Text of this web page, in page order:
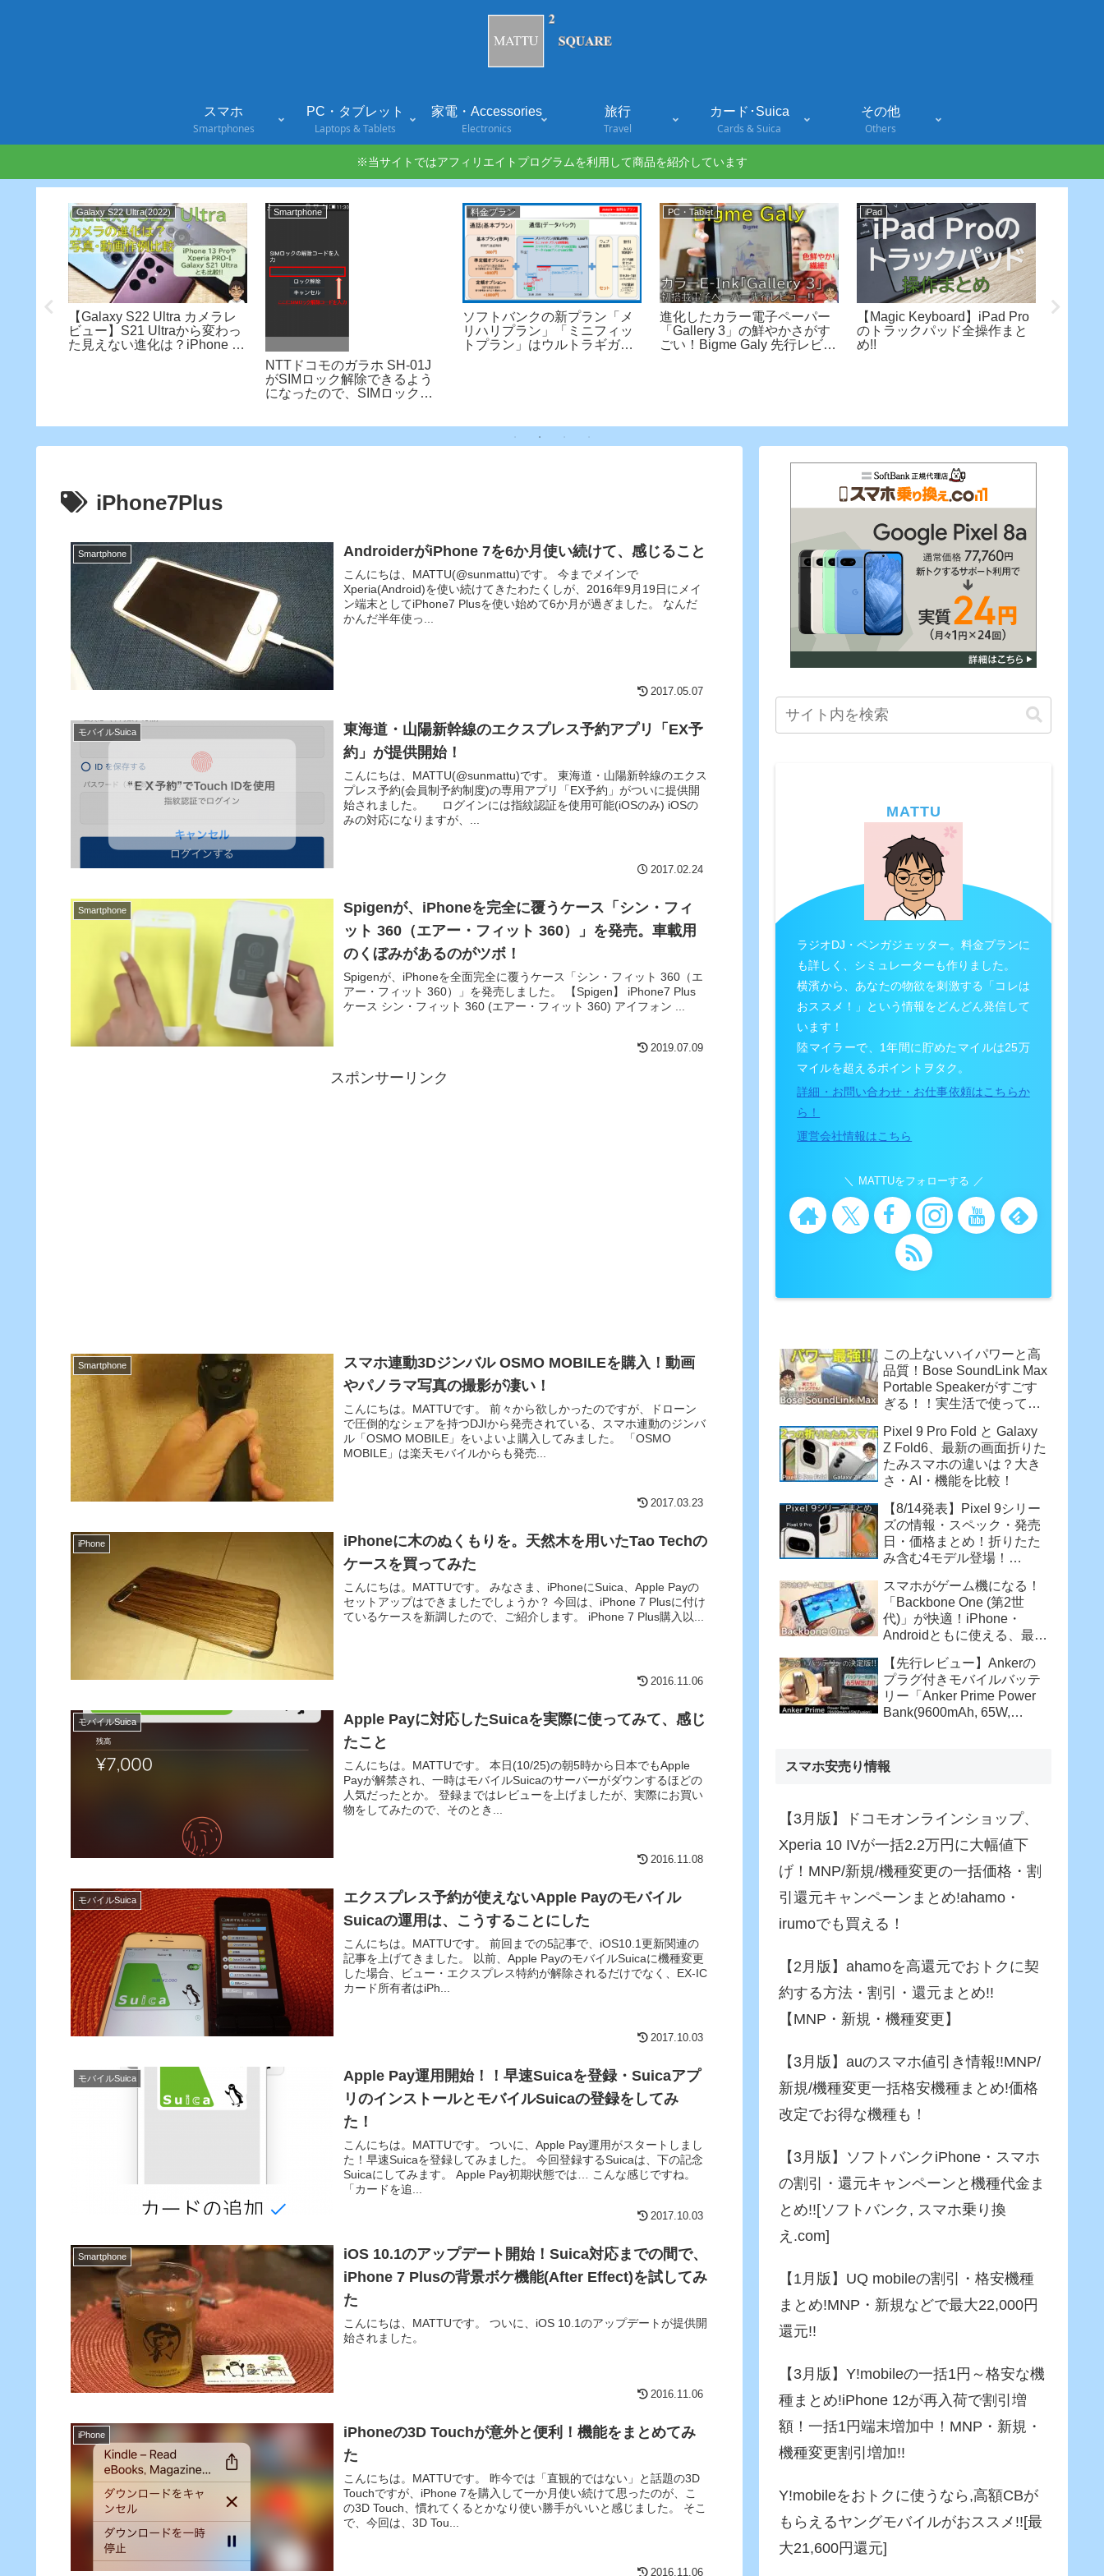
スマホ
Smartphones
PC・タブレット
Laptops & Tablets
家電・Accessories
Electronics
旅行
Travel
カード･Suica
Cards & Suica
その他
Others
※当サイトではアフィリエイトプログラムを利用して商品を紹介しています
Galaxy S22 Ultra(2022)
【Galaxy S22 Ultra カメラレ
ビュー】S21 Ultraから変わっ
た見えない進化は？iPhone 13
Smartphone
NTTドコモのガラホ SH-01J
がSIMロック解除できるよう
になったので、SIMロック解
料金プラン
ソフトバンクの新プラン「メ
リハリプラン」「ミニフィッ
トプラン」はウルトラギガモ
PC・Tablet
進化したカラー電子ペーパー
「Gallery 3」の鮮やかさがす
ごい！Bigme Galy 先行レビュ
iPad
【Magic Keyboard】iPad Pro
のトラックパッド全操作まと
め!!
大寒波
iPhone7Plus
Smartphone AndroiderがiPhone 7を6か月使い続けて、感じること
こんにちは、MATTU(@sunmattu)です。 今までメインで
Xperia(Android)を使い続けてきたわたくしが、2016年9月19日にメイ
ン端末としてiPhone7 Plusを使い始めて6か月が過ぎました。 なんだ
かんだ半年使っ...
2017.05.07
モバイルSuica
東海道・山陽新幹線のエクスプレス予約アプリ「EX予
約」が提供開始！
こんにちは、MATTU(@sunmattu)です。 東海道・山陽新幹線のエクス
プレス予約(会員制予約制度)の専用アプリ「EX予約」がついに提供開
始されました。 ログインには指紋認証を使用可能(iOSのみ) iOSの
みの対応になりますが、...
2017.02.24
Smartphone
Spigenが、iPhoneを完全に覆うケース「シン・フィ
ット 360（エアー・フィット 360）」を発売。車載用
のくぼみがあるのがツボ！
Spigenが、iPhoneを全面完全に覆うケース「シン・フィット 360（エ
アー・フィット 360）」を発売しました。 【Spigen】 iPhone7 Plus
ケース シン・フィット 360 (エアー・フィット 360) アイフォン ...
2019.07.09
スポンサーリンク
Smartphone
スマホ連動3Dジンバル OSMO MOBILEを購入！動画
やパノラマ写真の撮影が凄い！
こんにちは。MATTUです。 前々から欲しかったのですが、ドローン
で圧倒的なシェアを持つDJIから発売されている、スマホ連動のジンバ
ル「OSMO MOBILE」をいよいよ購入してみました。 「OSMO
MOBILE」は楽天モバイルからも発売...
2017.03.23
iPhone
iPhoneに木のぬくもりを。天然木を用いたTao Techの
ケースを買ってみた
こんにちは。MATTUです。 みなさま、iPhoneにSuica、Apple Payの
セットアップはできましたでしょうか？ 今回は、iPhone 7 Plusに付け
ているケースを新調したので、ご紹介します。 iPhone 7 Plus購入以...
2016.11.06
モバイルSuica
Apple Payに対応したSuicaを実際に使ってみて、感じ
たこと
こんにちは。MATTUです。 本日(10/25)の朝5時から日本でもApple
Payが解禁され、一時はモバイルSuicaのサーバーがダウンするほどの
人気だったとか。 登録まではレビューを上げましたが、実際にお買い
物をしてみたので、そのとき...
2016.11.08
モバイルSuica
エクスプレス予約が使えないApple Payのモバイル
Suicaの運用は、こうすることにした
こんにちは。MATTUです。 前回までの5記事で、iOS10.1更新関連の
記事を上げてきました。 以前、Apple PayのモバイルSuicaに機種変更
した場合、ビュー・エクスプレス特約が解除されるだけでなく、EX-IC
カード所有者はiPh...
2017.10.03
モバイルSuica
Apple Pay運用開始！！早速Suicaを登録・Suicaアプ
リのインストールとモバイルSuicaの登録をしてみ
た！
こんにちは。MATTUです。 ついに、Apple Pay運用がスタートしまし
た！早速Suicaを登録してみました。 今回登録するSuicaは、下の記念
Suicaにしてみます。 Apple Pay初期状態では… こんな感じですね。
「カードを追...
2017.10.03
Smartphone
iOS 10.1のアップデート開始！Suica対応までの間で、
iPhone 7 Plusの背景ボケ機能(After Effect)を試してみ
た
こんにちは、MATTUです。 ついに、iOS 10.1のアップデートが提供開
始されました。
2016.11.06
iPhone
iPhoneの3D Touchが意外と便利！機能をまとめてみ
た
こんにちは。MATTUです。 昨今では「直観的ではない」と話題の3D
Touchですが、iPhone 7を購入して一か月使い続けて思ったのが、こ
の3D Touch、慣れてくるとかなり使い勝手がいいと感じました。 そこ
で、今回は、3D Tou...
2016.11.06
MATTU
ラジオDJ・ペンガジェッター。料金プランに
も詳しく、シミュレーターも作りました。
横濱から、あなたの物欲を刺激する「コレは
おススメ！」という情報をどんどん発信して
います！
陸マイラーで、1年間に貯めたマイルは25万
マイルを超えるポイントヲタク。
詳細・お問い合わせ・お仕事依頼はこちらか
ら！
運営会社情報はこちら
MATTUをフォローする
この上ないハイパワーと高
品質！Bose SoundLink Max
Portable Speakerがすごす
ぎる！！実生活で使って感
Pixel 9 Pro Fold と Galaxy
Z Fold6、最新の画面折りた
たみスマホの違いは？大き
さ・AI・機能を比較！
【8/14発表】Pixel 9シリー
ズの情報・スペック・発売
日・価格まとめ！折りたた
み含む4モデル登場！
XL・Pixel 9 Pro Fold】
スマホがゲーム機になる！
「Backbone One (第2世
代)」が快適！iPhone・
Androidともに使える、最強
【先行レビュー】Ankerの
プラグ付きモバイルバッテ
リー「Anker Prime Power
Bank(9600mAh, 65W,
電！
スマホ安売り情報
【3月版】ドコモオンラインショップ、
Xperia 10 IVが一括2.2万円に大幅値下
げ！MNP/新規/機種変更の一括価格・割
引還元キャンペーンまとめ!ahamo・
irumoでも買える！
【2月版】ahamoを高還元でおトクに契
約する方法・割引・還元まとめ!!
【MNP・新規・機種変更】
【3月版】auのスマホ値引き情報!!MNP/
新規/機種変更一括格安機種まとめ!価格
改定でお得な機種も！
【3月版】ソフトバンクiPhone・スマホ
の割引・還元キャンペーンと機種代金ま
とめ!![ソフトバンク, スマホ乗り換
え.com]
【1月版】UQ mobileの割引・格安機種
まとめ!MNP・新規などで最大22,000円
還元!!
【3月版】Y!mobileの一括1円～格安な機
種まとめ!iPhone 12が再入荷で割引増
額！一括1円端末増加中！MNP・新規・
機種変更割引増加!!
Y!mobileをおトクに使うなら,高額CBが
もらえるヤングモバイルがおススメ!![最
大21,600円還元]